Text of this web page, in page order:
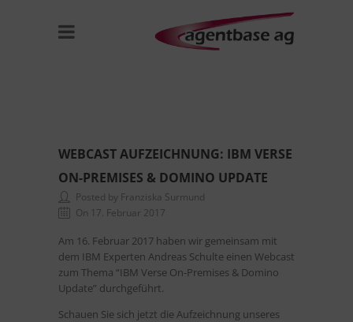
WEBCAST AUFZEICHNUNG: IBM VERSE
ON-PREMISES & DOMINO UPDATE
Posted by Franziska Surmund
On 17. Februar 2017
Am 16. Februar 2017 haben wir gemeinsam mit
dem IBM Experten Andreas Schulte einen Webcast
zum Thema “IBM Verse On-Premises & Domino
Update” durchgeführt.
Schauen Sie sich jetzt die Aufzeichnung unseres